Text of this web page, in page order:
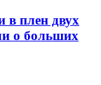
в плен двух
о больших